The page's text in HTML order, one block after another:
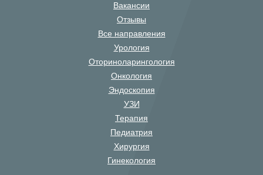
Вакансии
Отзывы
Все направления
Урология
Оториноларингология
Онкология
Эндоскопия
УЗИ
Терапия
Педиатрия
Хирургия
Гинекология